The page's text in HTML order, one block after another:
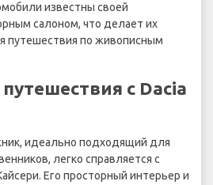
известны своей
салоном, что делает их
путешествия по живописным
с Dacia
идеально подходящий для
легко справляется с
Его просторный интерьер и